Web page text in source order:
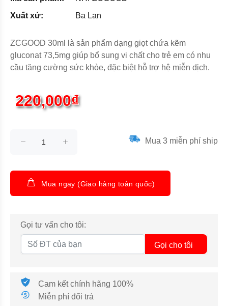
Xuất xứ:
Ba Lan
ZCGOOD 30ml là sản phẩm dạng giọt chứa kẽm
gluconat 73,5mg giúp bổ sung vi chất cho trẻ em có nhu
cầu tăng cường sức khỏe, đặc biệt hỗ trợ hệ miễn dịch.
220,000₫
Mua 3 miễn phí ship
Mua ngay (Giao hàng toàn quốc)
Gọi tư vấn cho tôi:
Gọi cho tôi
Cam kết chính hãng 100%
Miễn phí đổi trả